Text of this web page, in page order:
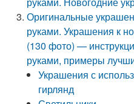
Оригинальные
руками. Украшения к
(130 фото) —
руками, примеры
Украшения с
гирлянд